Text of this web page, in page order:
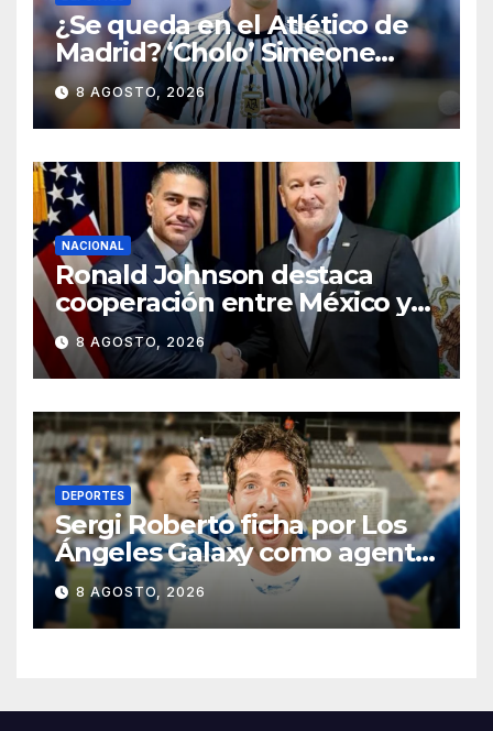
¿Se queda en el Atlético de
Madrid? ‘Cholo’ Simeone
responde contundente sobre
el futuro de Julián Álvarez
8 AGOSTO, 2026
NACIONAL
Ronald Johnson destaca
cooperación entre México y
EU para la seguridad en
región aguacatera de
Michoacán
8 AGOSTO, 2026
DEPORTES
Sergi Roberto ficha por Los
Ángeles Galaxy como agente
libre hasta 2028
8 AGOSTO, 2026